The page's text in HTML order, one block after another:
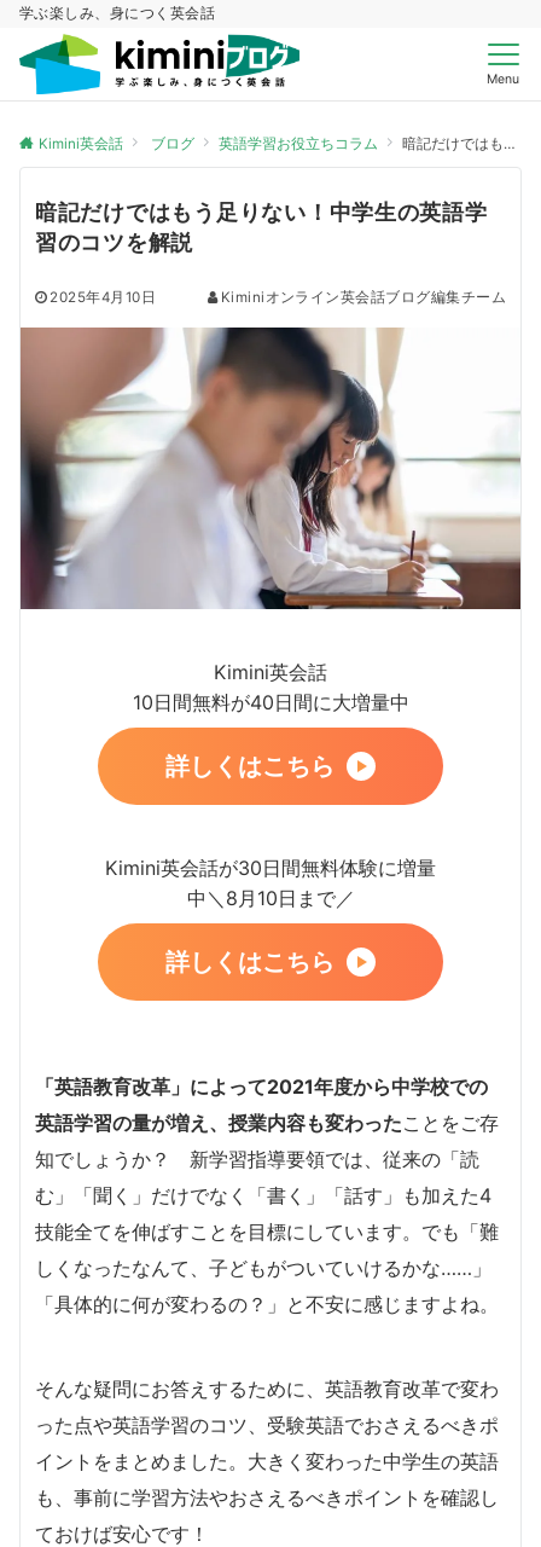
学ぶ楽しみ、身につく英会話
Menu
Kimini英会話 ブログ 英語学習お役立ちコラム 暗記だけではもう足りない！中学生の英語学習のコツを解説
暗記だけではもう足りない！中学生の英語学
習のコツを解説
2025年4月10日 Kiminiオンライン英会話ブログ編集チーム
Kimini英会話
10日間無料が40日間に大増量中
詳しくはこちら
Kimini英会話が30日間無料体験に増量
中＼8月10日まで／
詳しくはこちら
「英語教育改革」によって2021年度から中学校での
英語学習の量が増え、授業内容も変わったことをご存
知でしょうか？ 新学習指導要領では、従来の「読
む」「聞く」だけでなく「書く」「話す」も加えた4
技能全てを伸ばすことを目標にしています。でも「難
しくなったなんて、子どもがついていけるかな……」
「具体的に何が変わるの？」と不安に感じますよね。
そんな疑問にお答えするために、英語教育改革で変わ
った点や英語学習のコツ、受験英語でおさえるべきポ
イントをまとめました。大きく変わった中学生の英語
も、事前に学習方法やおさえるべきポイントを確認し
ておけば安心です！